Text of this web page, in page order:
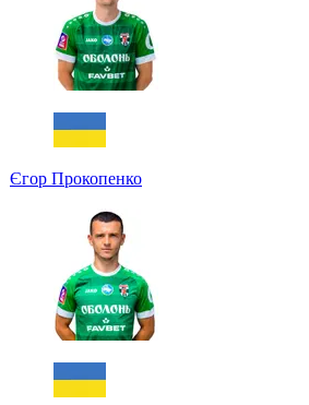
Єгор Прокопенко